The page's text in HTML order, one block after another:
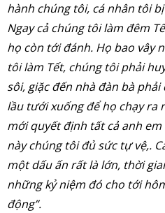
hành chúng tôi, cá nhân tôi
Ngay cả chúng tôi làm đêm
họ còn tới đánh. Họ bao vây
tôi làm Tết, chúng tôi phải
sôi, giặc đến nhà đàn bà
lầu tưới xuống để họ chạy ra
mới quyết định tất cả anh em
này chúng tôi đủ sức tự vệ,.
một dấu ấn rất là lớn, thời
những kỷ niệm đó cho tới
động”.